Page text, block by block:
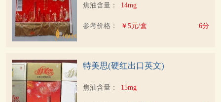
焦油含量： 14mg
参考价格： ￥5元/盒 6分
特美思(硬红出口英文)
焦油含量： 15mg